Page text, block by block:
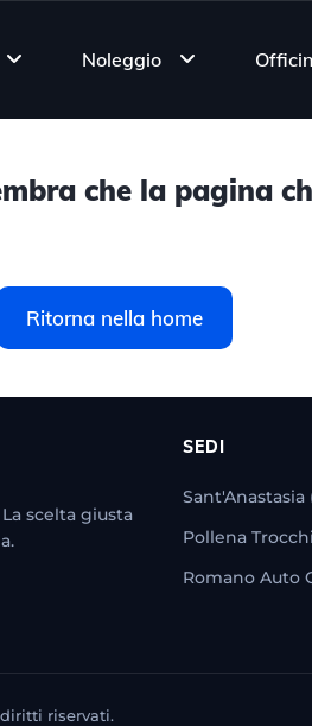
Noleggio
che la pagina
Ritorna nella home
scelta giusta
SEDI
Sant'Anastasia
Pollena
Romano Auto
riservati.